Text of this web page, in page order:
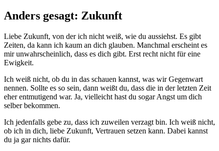
Anders gesagt: Zukunft
Liebe Zukunft, von der ich nicht weiß, wie du aussiehst. Es gibt
Zeiten, da kann ich kaum an dich glauben. Manchmal erscheint es
mir unwahrscheinlich, dass es dich gibt. Erst recht nicht für eine
Ewigkeit.
Ich weiß nicht, ob du in das schauen kannst, was wir Gegenwart
nennen. Sollte es so sein, dann weißt du, dass die in der letzten Zeit
eher entmutigend war. Ja, vielleicht hast du sogar Angst um dich
selber bekommen.
Ich jedenfalls gebe zu, dass ich zuweilen verzagt bin. Ich weiß nicht,
ob ich in dich, liebe Zukunft, Vertrauen setzen kann. Dabei kannst
du ja gar nichts dafür.